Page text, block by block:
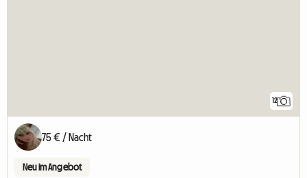
12
75 € / Nacht
Neu im Angebot